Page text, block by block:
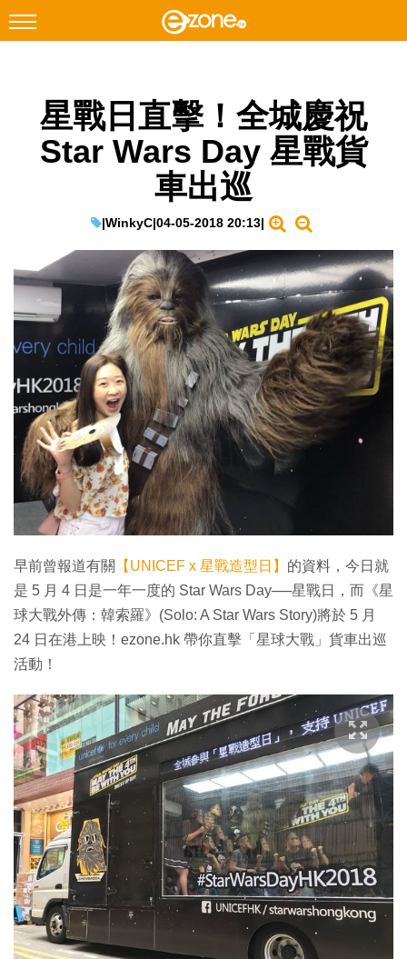
Facebook Instagram
科技焦點
教學評測
EduTech
IT Times
生成式AI與雲端應用
Enterprise Digital Transformation
特集
星戰日直擊！全城慶祝
Star Wars Day 星戰貨
車出巡
|WinkyC|04-05-2018 20:13|
早前曾報道有關 【UNICEF x 星戰造型日】 的資料，今日就
是 5 月 4 日是一年一度的 Star Wars Day──星戰日，而《星
球大戰外傳：韓索羅》(Solo: A Star Wars Story)將於 5 月
24 日在港上映！ezone.hk 帶你直擊「星球大戰」貨車出巡
活動！